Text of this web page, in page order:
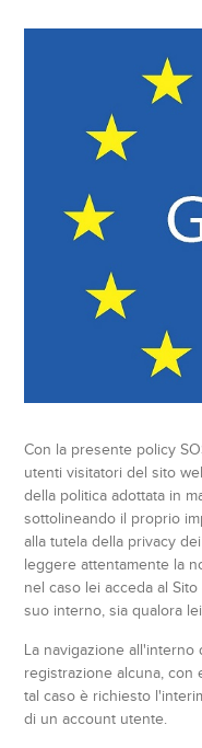
Con la presente policy
utenti visitatori del sito
della politica adottata in
sottolineando il proprio
alla tutela della privacy
leggere attentamente la
nel caso lei acceda al
suo interno, sia qualora
La navigazione
registrazione alcuna, con
tal caso è richiesto
di un account utente.